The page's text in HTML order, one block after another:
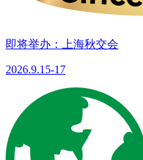
即将举办：上海秋交会
2026.9.15-17